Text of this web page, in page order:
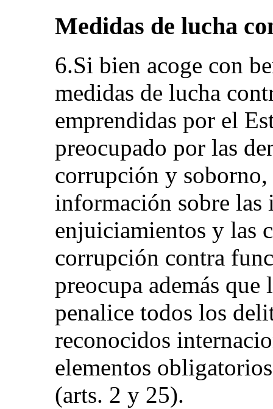
Medidas de lucha
6.Si bien acoge con
medidas de lucha
emprendidas por el
preocupado por las
corrupción y
información sobre las
enjuiciamientos y las
corrupción contra
preocupa además
penalice todos los
reconocidos
elementos
(arts. 2 y 25).